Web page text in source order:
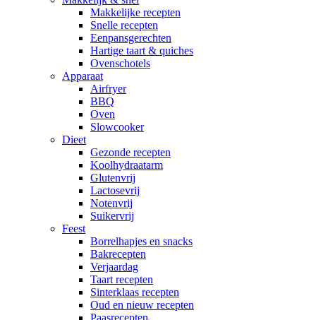
Makkelijke recepten
Snelle recepten
Eenpansgerechten
Hartige taart & quiches
Ovenschotels
Apparaat
Airfryer
BBQ
Oven
Slowcooker
Dieet
Gezonde recepten
Koolhydraatarm
Glutenvrij
Lactosevrij
Notenvrij
Suikervrij
Feest
Borrelhapjes en snacks
Bakrecepten
Verjaardag
Taart recepten
Sinterklaas recepten
Oud en nieuw recepten
Paasrecepten